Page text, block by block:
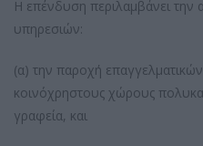
Η επένδυση περιλαμβάνει
υπηρεσιών:
(α) την παροχή
κοινόχρηστους χώρους
γραφεία, και